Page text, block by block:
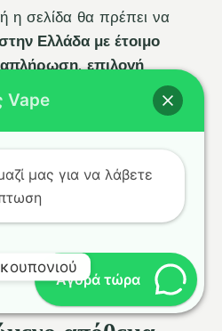
η σελίδα θα πρέπει να
Ελλάδα με έτοιμο
,επιλογή
ποιο μοντέλο
λιανικής τιμής
δημοφιλή
στην
12000:
Αγορά τώρα
Vape
μας για να λάβετε